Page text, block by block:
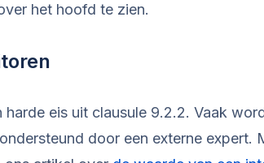
het hoofd te zien.
eis uit clausule 9.2.2. Vaak
door een externe expert.